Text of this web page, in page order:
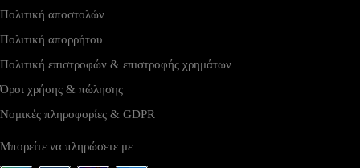
Πολιτική αποστολών
Πολιτική απορρήτου
Πολιτική επιστροφών & επιστροφής χρημάτων
Όροι χρήσης & πώλησης
Νομικές πληροφορίες & GDPR
Μπορείτε να πληρώσετε με